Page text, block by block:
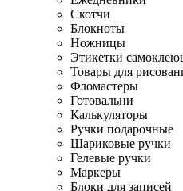
Скотчи
Блокноты
Ножницы
Этикетки
Товары для
Фломастеры
Готовальни
Калькуляторы
Ручки подарочные
Шариковые ручки
Гелевые ручки
Маркеры
Блоки для записей